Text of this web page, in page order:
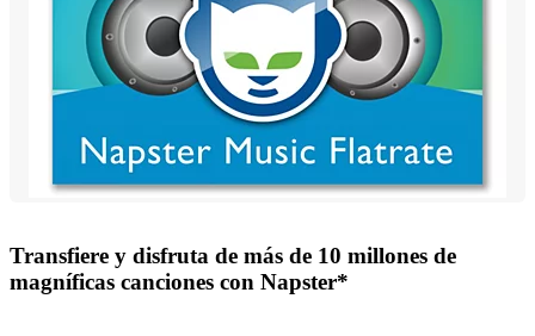
Transfiere y disfruta de más de 10 millones de
magníficas canciones con Napster*